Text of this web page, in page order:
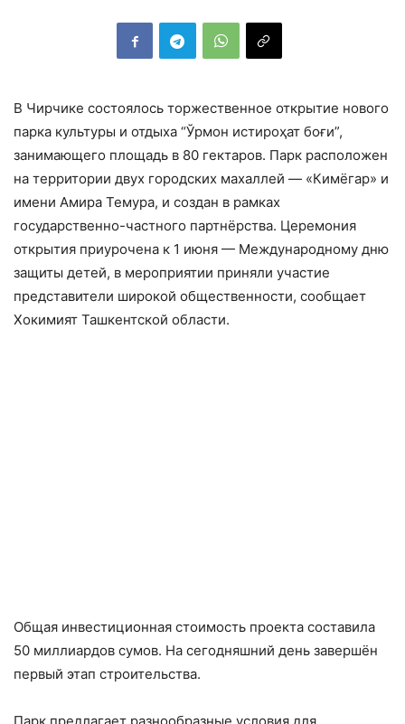
В Чирчике состоялось торжественное открытие нового
парка культуры и отдыха “Ўрмон истироҳат боғи”,
занимающего площадь в 80 гектаров. Парк расположен
на территории двух городских махаллей — «Кимёгар» и
имени Амира Темура, и создан в рамках
государственно-частного партнёрства. Церемония
открытия приурочена к 1 июня — Международному дню
защиты детей, в мероприятии приняли участие
представители широкой общественности, сообщает
Хокимият Ташкентской области.
Общая инвестиционная стоимость проекта составила
50 миллиардов сумов. На сегодняшний день завершён
первый этап строительства.